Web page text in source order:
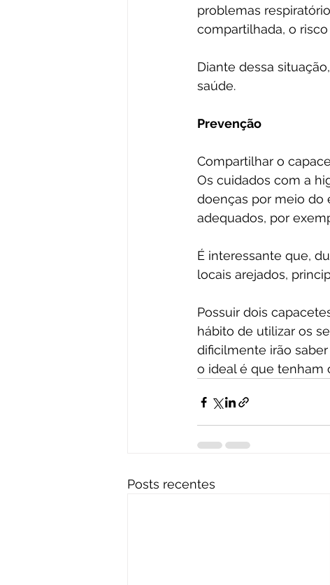
problemas
compartilhada, o
Diante dessa
saúde.
Prevenção
Compartilhar o
Os cuidados com a
doenças por meio do
adequados, por
É interessante que,
locais arejados,
Possuir dois
hábito de utilizar os
dificilmente irão
o ideal é que tenham
Posts recentes